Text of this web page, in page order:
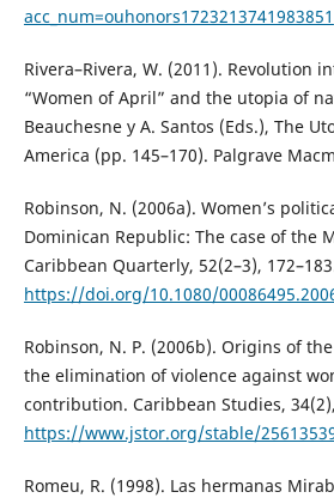
acc_num=ouhonors1723213741983851
Rivera–Rivera, W. (2011). Revolution
“Women of April” and the utopia of
Beauchesne y A. Santos (Eds.), The
America (pp. 145–170). Palgrave
Robinson, N. (2006a). Women’s
Dominican Republic: The case of the
Caribbean Quarterly, 52(2–3),
https://doi.org/10.1080/
Robinson, N. P. (2006b). Origins of
the elimination of violence against
contribution. Caribbean Studies,
https://www.jstor.org/stable/
Romeu, R. (1998). Las hermanas